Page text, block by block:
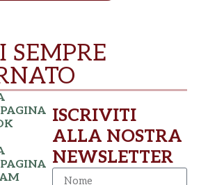
ISCRIVITI
ALLA NOSTRA
NEWSLETTER